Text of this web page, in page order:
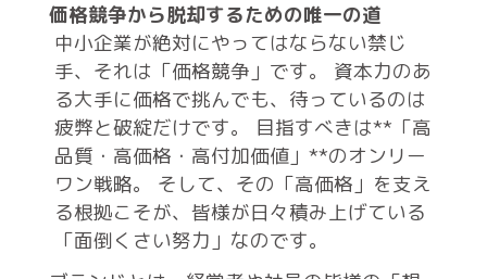
価格競争から脱却するための唯一の道
中小企業が絶対にやってはならない禁じ
手、それは「価格競争」です。 資本力のあ
る大手に価格で挑んでも、待っているのは
疲弊と破綻だけです。 目指すべきは**「高
品質・高価格・高付加価値」**のオンリー
ワン戦略。 そして、その「高価格」を支え
る根拠こそが、皆様が日々積み上げている
「面倒くさい努力」なのです。